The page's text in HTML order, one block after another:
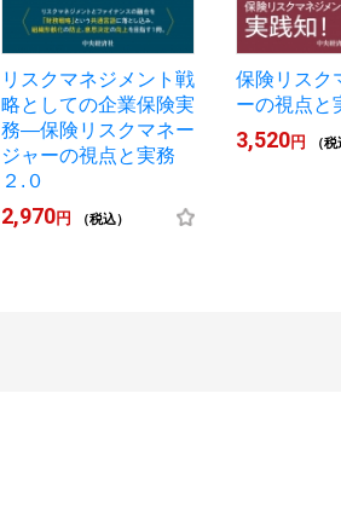
リスクマネジメント戦
略としての企業保険実
務―保険リスクマネー
ジャーの視点と実務
２.０
2,970円 （税込）
保険リスク
ーの視点と
3,520円 （税